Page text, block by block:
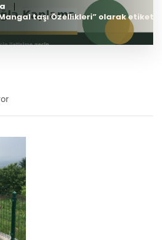
taşı Özellikleri” olarak